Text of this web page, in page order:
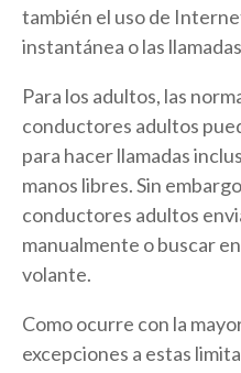
también el uso de
instantánea o las
Para los adultos, las
conductores adultos
para hacer llamadas
manos libres. Sin
conductores adultos
manualmente o buscar
volante.
Como ocurre con la
excepciones a estas